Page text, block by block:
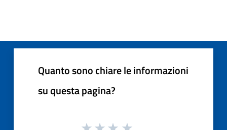
Quanto sono chiare le informazioni
su questa pagina?